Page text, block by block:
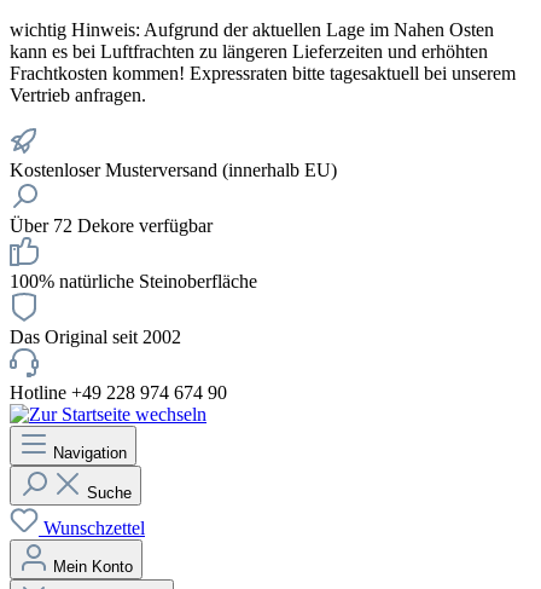
wichtig Hinweis: Aufgrund der aktuellen Lage im Nahen Osten
kann es bei Luftfrachten zu längeren Lieferzeiten und erhöhten
Frachtkosten kommen! Expressraten bitte tagesaktuell bei unserem
Vertrieb anfragen.
Kostenloser Musterversand (innerhalb EU)
Über 72 Dekore verfügbar
100% natürliche Steinoberfläche
Das Original seit 2002
Hotline +49 228 974 674 90
Navigation
Suche
Wunschzettel
Mein Konto